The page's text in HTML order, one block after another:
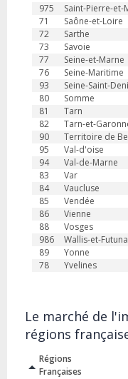
975
Saint-Pierre-et-
71
Saône-et-Loire
72
Sarthe
73
Savoie
77
Seine-et-Marne
76
Seine-Maritime
93
Seine-Saint-
80
Somme
81
Tarn
82
Tarn-et-
90
Territoire de
95
Val-d'oise
94
Val-de-Marne
83
Var
84
Vaucluse
85
Vendée
86
Vienne
88
Vosges
986
Wallis-et-Futuna
89
Yonne
78
Yvelines
Le marché de
régions
Régions
Françaises